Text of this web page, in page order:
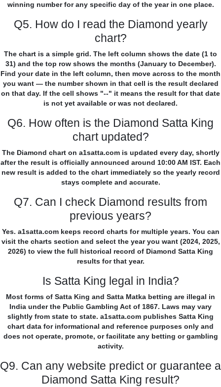
winning number for any specific day of the year in one place.
Q5. How do I read the Diamond yearly
chart?
The chart is a simple grid. The left column shows the date (1 to
31) and the top row shows the months (January to December).
Find your date in the left column, then move across to the month
you want — the number shown in that cell is the result declared
on that day. If the cell shows "--" it means the result for that date
is not yet available or was not declared.
Q6. How often is the Diamond Satta King
chart updated?
The Diamond chart on a1satta.com is updated every day, shortly
after the result is officially announced around 10:00 AM IST. Each
new result is added to the chart immediately so the yearly record
stays complete and accurate.
Q7. Can I check Diamond results from
previous years?
Yes. a1satta.com keeps record charts for multiple years. You can
visit the charts section and select the year you want (2024, 2025,
2026) to view the full historical record of Diamond Satta King
results for that year.
Is Satta King legal in India?
Most forms of Satta King and Satta Matka betting are illegal in
India under the Public Gambling Act of 1867. Laws may vary
slightly from state to state. a1satta.com publishes Satta King
chart data for informational and reference purposes only and
does not operate, promote, or facilitate any betting or gambling
activity.
Q9. Can any website predict or guarantee a
Diamond Satta King result?